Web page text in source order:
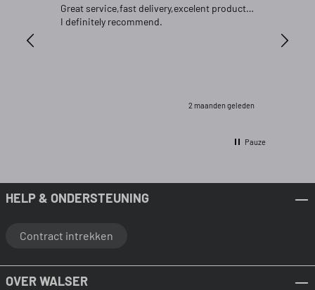
Great service,fast delivery,excelent product…
I definitely recommend.
2 maanden geleden
Pauze
HELP & ONDERSTEUNING
Contract intrekken
OVER WALSER